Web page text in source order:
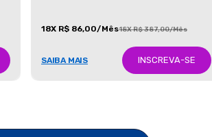
18X R$ 86,00/Mês18X R$ 387,00/Mês
SAIBA MAIS INSCREVA-SE